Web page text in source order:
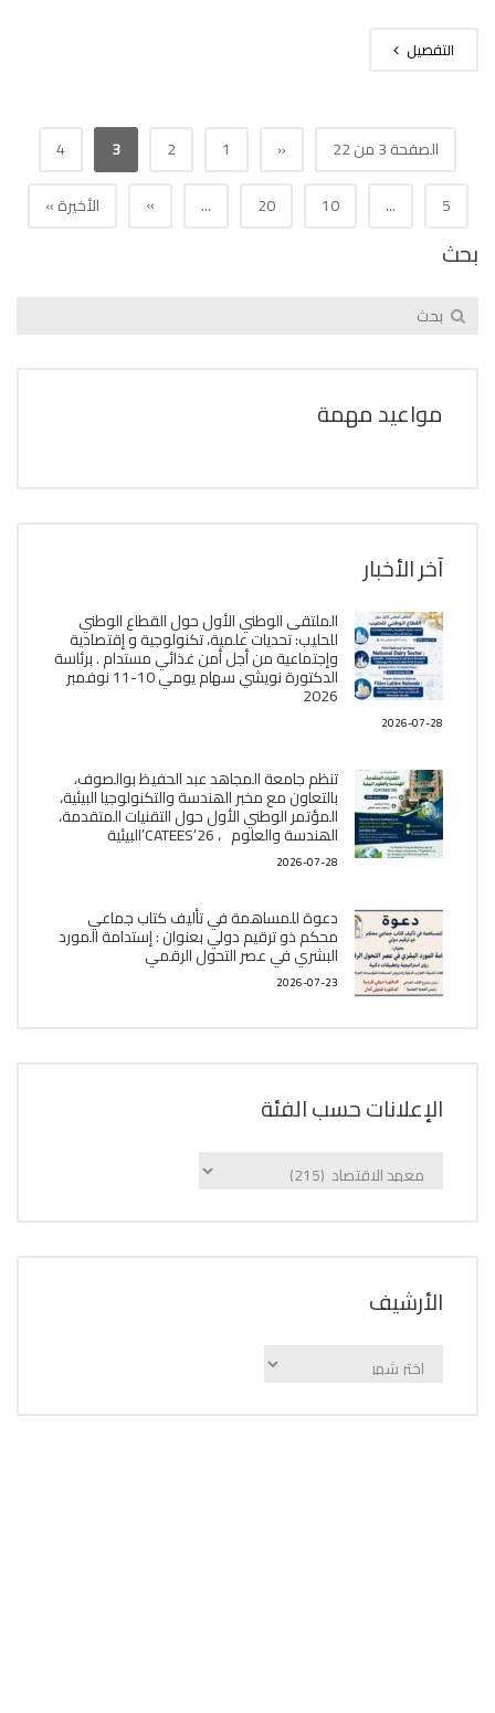
التفصيل
الصفحة 3 من 22 «
1
2
3
4
5
...
10
20
...
» الأخيرة »
بحث
مواعيد مهمة
آخر الأخبار
الملتقى الوطني الأول حول القطاع الوطني
للحليب: تحديات علمية، تكنولوجية و إقتصادية
وإجتماعية من أجل أمن غذائي مستدام . برئاسة
الدكتورة نويشي سهام يومي 10-11 نوفمبر
2026
2026-07-28
تنظم جامعة المجاهد عبد الحفيظ بوالصوف،
بالتعاون مع مخبر الھندسة والتكنولوجيا البیئیة،
المؤتمر الوطني الأول حول التقنيات المتقدمة،
الھندسة والعلوم ، CATEES’26’البیئية
2026-07-28
دعوة للمساهمة في تأليف كتاب جماعي
محكم ذو ترقيم دولي بعنوان : إستدامة المورد
البشري في عصر التحول الرقمي
2026-07-23
الإعلانات حسب الفئة
الإعلانات
اﻷرشيف
اﻷرشيف